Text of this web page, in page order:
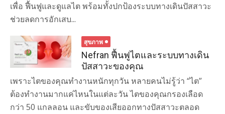
เพื่อ ฟื้นฟูและดูแลไต พร้อมทั้งปกป้องระบบทางเดินปัสสาวะ
ช่วยลดการอักเสบ...
สุขภาพ
Nefran ฟื้นฟูไตและระบบทางเดิน
ปัสสาวะของคุณ
เพราะไตของคุณทำงานหนักทุกวัน หลายคนไม่รู้ว่า “ไต”
ต้องทำงานมากแค่ไหนในแต่ละวัน ไตของคุณกรองเลือด
กว่า 50 แกลลอน และขับของเสียออกทางปัสสาวะตลอด